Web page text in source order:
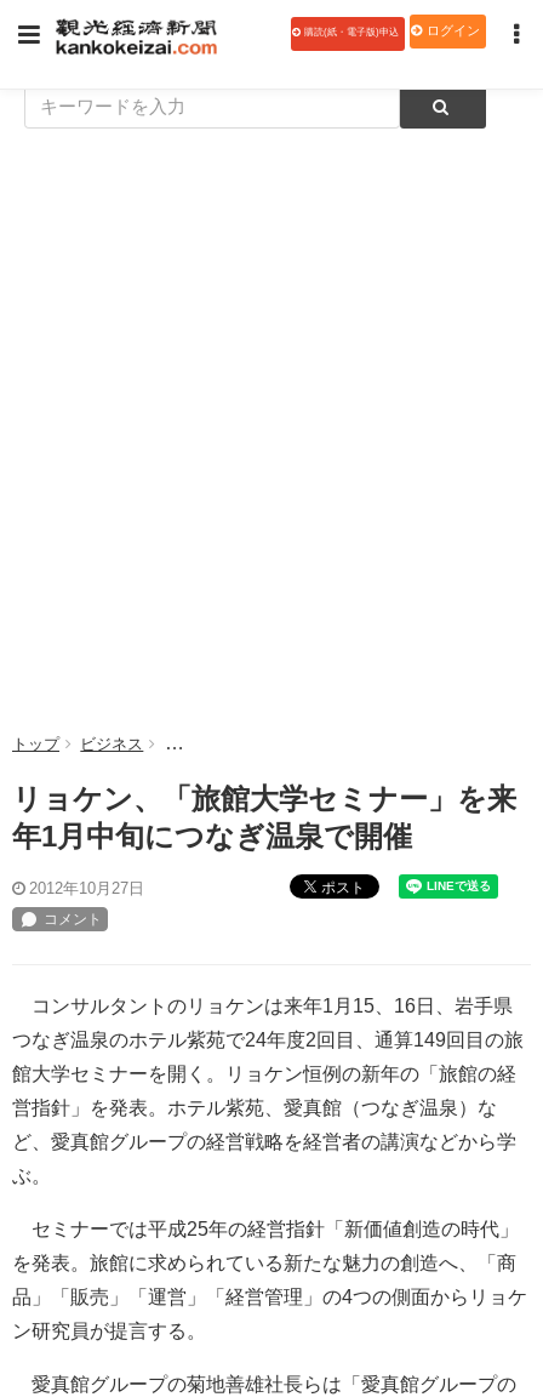
購読(紙・電子版)申込 ログイン
トップ ビジネス リョケン、「旅館大学セミナー」を来年1月中旬につ
リョケン、「旅館大学セミナー」を来
年1月中旬につなぎ温泉で開催
2012年10月27日 ポスト
コンサルタントのリョケンは来年1月15、16日、岩手県
つなぎ温泉のホテル紫苑で24年度2回目、通算149回目の旅
館大学セミナーを開く。リョケン恒例の新年の「旅館の経
営指針」を発表。ホテル紫苑、愛真館（つなぎ温泉）な
ど、愛真館グループの経営戦略を経営者の講演などから学
ぶ。
セミナーでは平成25年の経営指針「新価値創造の時代」
を発表。旅館に求められている新たな魅力の創造へ、「商
品」「販売」「運営」「経営管理」の4つの側面からリョケ
ン研究員が提言する。
愛真館グループの菊地善雄社長らは「愛真館グループの